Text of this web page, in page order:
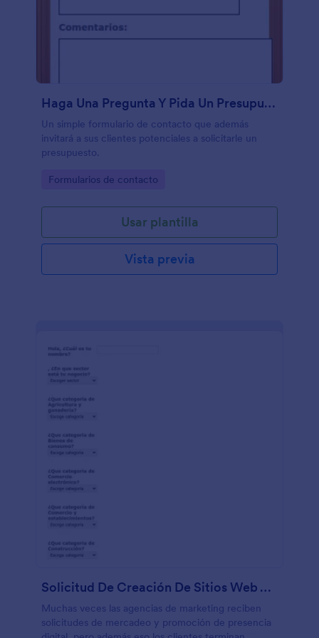
Haga Una Pregunta Y Pida Un Presupuesto
Un simple formulario de contacto que además
invitará a sus clientes potenciales a solicitarle un
presupuesto.
Go to Category:
Formularios de contacto
Usar plantilla
Vista previa
Solicitud De Creación De Sitios Web Y Presencia Digital
Muchas veces las agencias de marketing reciben
solicitudes de mercadeo y promoción de presencia